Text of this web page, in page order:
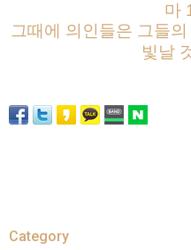
마
그때에 의인들은 그들
빛날
Category